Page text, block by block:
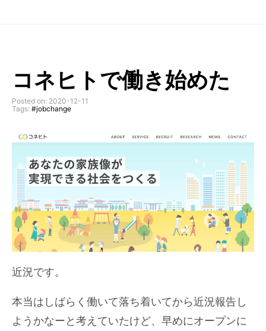
コネヒトで働き始めた
Posted on: 2020-12-11
Tags: #jobchange
近況です。
本当はしばらく働いて落ち着いてから近況報告し
ようかなーと考えていたけど、早めにオープンに